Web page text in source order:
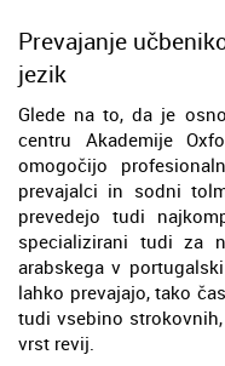
Prevajanje
jezik
Glede na to, da je
centru Akademije
omogočijo
prevajalci in sodni
prevedejo tudi
specializirani tudi za
arabskega v
lahko prevajajo, tako
tudi vsebino
vrst revij.